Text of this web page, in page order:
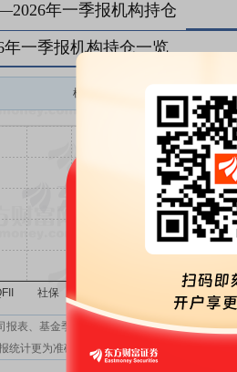
年一季报机构持仓
年一季报机构持仓一览
机构持股(万)
报表、基金季报、半年报和基金年报；在上市
统计更为准确。